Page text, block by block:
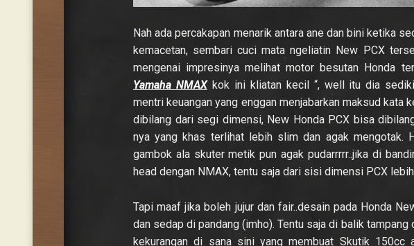
Nah ada percakapan menarik antara ane dan bini ketika
kemacetan, sembari cuci mata ngeliatin New PCX
mengenai impresinya melihat motor besutan Honda
Yamaha NMAXkok ini kliatan kecil “, well itu dia
mentri keuangan yang enggan menjabarkan maksud kata
dibilang dari segi dimensi, New Honda PCX bisa
nya yang khas terlihat lebih slim dan agak mengotak.
gambok ala skuter metik pun agak pudarrrrr..jika di
head dengan NMAX, tentu saja dari sisi dimensi PCX
Tapi maaf jika boleh jujur dan fair..desain pada Honda
dan sedap di pandang (imho). Tentu saja di balik tampang
kekurangan di sana sini yang membuat Skutik 150cc